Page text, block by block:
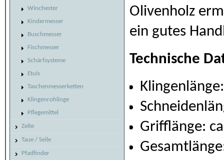
Winchester
Kindermesser
Buschmesser
Fischmesser
Schärfsysteme
Etuis
Taschenmesserketten
Klingenrohlinge
Pflegemittel
Zelte
Taue / Seile
Pfadfinder
Olivenholz
ein gutes
Technische
Grifflänge: